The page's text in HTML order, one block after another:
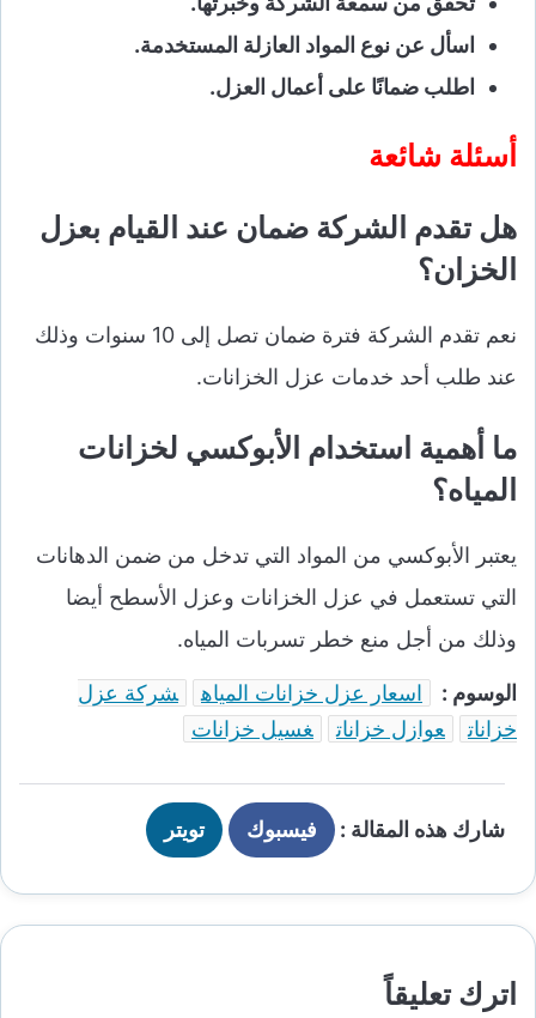
اسأل عن نوع المواد العازلة المستخدمة.
اطلب ضمانًا على أعمال العزل.
أسئلة شائعة
هل تقدم الشركة ضمان عند القيام بعزل
الخزان؟
نعم تقدم الشركة فترة ضمان تصل إلى 10 سنوات وذلك
عند طلب أحد خدمات عزل الخزانات.
ما أهمية استخدام الأبوكسي لخزانات
المياه؟
يعتبر الأبوكسي من المواد التي تدخل من ضمن الدهانات
التي تستعمل في عزل الخزانات وعزل الأسطح أيضا
وذلك من أجل منع خطر تسربات المياه.
الوسوم : اسعار عزل خزانات المياه
شركة عزل
خزانات
عوازل خزانات غسيل خزانات
شارك هذه المقالة : فيسبوك تويتر
اترك تعليقاً